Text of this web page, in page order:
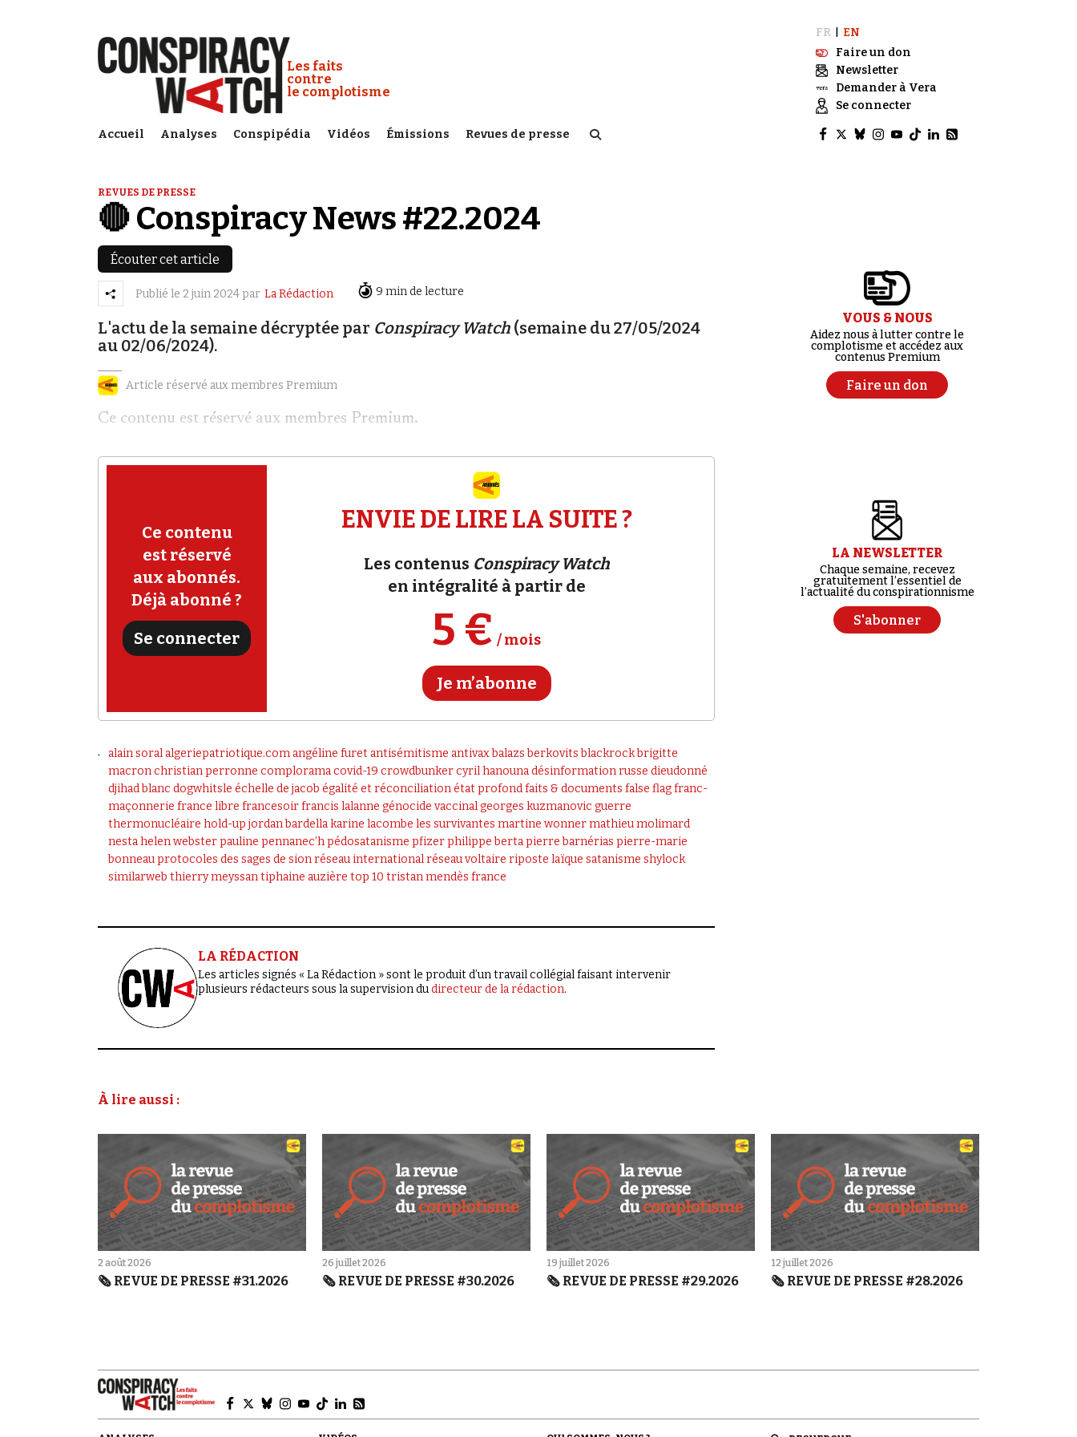
Conspiracy Watch :
Les faits
contre
le complotisme
Accueil Analyses Conspipédia Vidéos Émissions Revues de presse
FR
EN
Faire un don
Newsletter
Demander à Vera
Se connecter
REVUES DE PRESSE
🔴 Conspiracy News #22.2024
Écouter cet article
Publié le 2 juin 2024 par La Rédaction 9 min de lecture
L'actu de la semaine décryptée par Conspiracy Watch (semaine du 27/05/2024
au 02/06/2024).
Article réservé aux membres Premium
Ce contenu est réservé aux membres Premium.
Ce contenu
est réservé
aux abonnés.
Déjà abonné ?
Se connecter
ENVIE DE LIRE LA SUITE ?
Les contenus Conspiracy Watch
en intégralité à partir de
5 € / mois
Je m’abonne
alain soral algeriepatriotique.com angéline furet antisémitisme antivax balazs berkovits blackrockbrigitte
macron christian perronne complorama covid-19 crowdbunker cyril hanouna désinformation russe dieudonné
djihad blanc dogwhitsle échelle de jacob égalité et réconciliation état profond faits & documents false flag franc-
maçonnerie france libre francesoir francis lalanne génocide vaccinal georges kuzmanovic guerre
thermonucléaire hold-up jordan bardella karine lacombe les survivantes martine wonner mathieu molimard
nesta helen webster pauline pennanec’h pédosatanisme pfizer philippe berta pierre barnérias pierre-marie
bonneau protocoles des sages de sion réseau international réseau voltaire riposte laïque satanisme shylock
similarweb thierry meyssan tiphaine auzière top 10 tristan mendès france
LA RÉDACTION
Les articles signés « La Rédaction » sont le produit d’un travail collégial faisant intervenir
plusieurs rédacteurs sous la supervision dudirecteur de la rédaction.
VOUS & NOUS
Aidez nous à lutter contre le
complotisme et accédez aux
contenus Premium
Faire un don
LA NEWSLETTER
Chaque semaine, recevez
gratuitement l’essentiel de
l’actualité du conspirationnisme
S'abonner
À lire aussi :
2 août 2026
🗞️ REVUE DE PRESSE #31.2026
26 juillet 2026
🗞️ REVUE DE PRESSE #30.2026
19 juillet 2026
🗞️ REVUE DE PRESSE #29.2026
12 juillet 2026
🗞️ REVUE DE PRESSE #28.2026